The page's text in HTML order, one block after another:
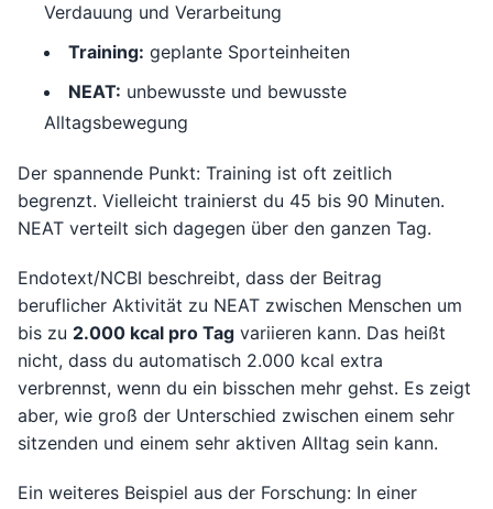
Verdauung und Verarbeitung
Training: geplante Sporteinheiten
NEAT: unbewusste und bewusste
Alltagsbewegung
Der spannende Punkt: Training ist oft zeitlich
begrenzt. Vielleicht trainierst du 45 bis 90 Minuten.
NEAT verteilt sich dagegen über den ganzen Tag.
Endotext/NCBI beschreibt, dass der Beitrag
beruflicher Aktivität zu NEAT zwischen Menschen um
bis zu 2.000 kcal pro Tag variieren kann. Das heißt
nicht, dass du automatisch 2.000 kcal extra
verbrennst, wenn du ein bisschen mehr gehst. Es zeigt
aber, wie groß der Unterschied zwischen einem sehr
sitzenden und einem sehr aktiven Alltag sein kann.
Ein weiteres Beispiel aus der Forschung: In einer